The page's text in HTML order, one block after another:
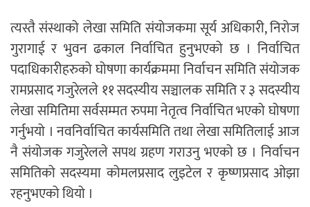
त्यस्तै संस्थाको लेखा समिति संयोजकमा सूर्य अधिकारी, निरोज
गुरागाई र भुवन ढकाल निर्वाचित हुनुभएको छ । निर्वाचित
पदाधिकारीहरुको घोषणा कार्यक्रममा निर्वाचन समिति संयोजक
रामप्रसाद गजुरेलले ११ सदस्यीय सञ्चालक समिति र ३ सदस्यीय
लेखा समितिमा सर्वसम्मत रुपमा नेतृत्व निर्वाचित भएको घोषणा
गर्नुभयो । नवनिर्वाचित कार्यसमिति तथा लेखा समितिलाई आज
नै संयोजक गजुरेलले सपथ ग्रहण गराउनु भएको छ । निर्वाचन
समितिको सदस्यमा कोमलप्रसाद लुइटेल र कृष्णप्रसाद ओझा
रहनुभएको थियो ।